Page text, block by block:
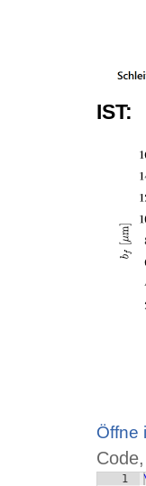
IST:
Öffne
1